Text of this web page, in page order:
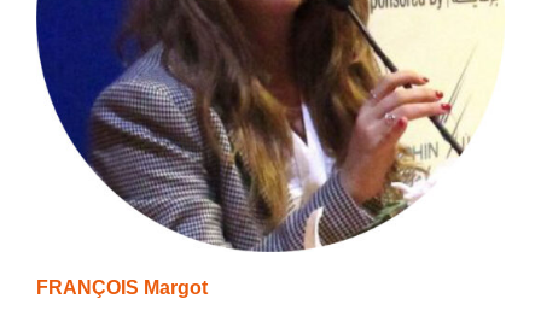
FRANÇOIS Margot